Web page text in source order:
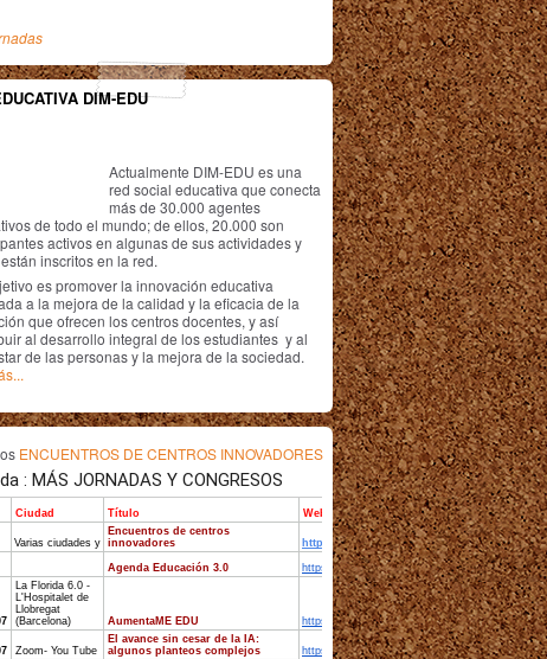
DIM-EDU
Actualmente DIM-EDU es una
red social educativa que conecta
más de 30.000 agentes
de todo el mundo; de ellos, 20.000 son
activos en algunas de sus actividades y
inscritos en la red.
es promover la innovación educativa
a la mejora de la calidad y la eficacia de la
que ofrecen los centros docentes, y así
al desarrollo integral de los estudiantes y al
de las personas y la mejora de la sociedad.
ENCUENTROS DE CENTROS INNOVADORES